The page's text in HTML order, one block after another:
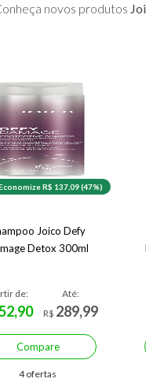
novos produtos
R$ 137,09 (47%)
Joico Defy
Detox 300ml
de:
Até:
R$ 289,99
Compare
4 ofertas